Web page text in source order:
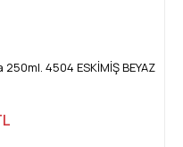
4504 ESKİMİŞ BEYAZ